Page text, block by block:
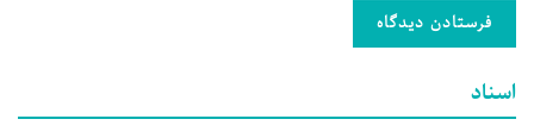
اسناد